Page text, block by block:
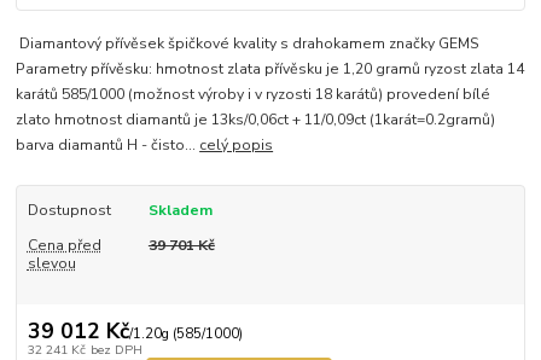
Diamantový přívěsek špičkové kvality s drahokamem značky GEMS
Parametry přívěsku: hmotnost zlata přívěsku je 1,20 gramů ryzost zlata 14
karátů 585/1000 (možnost výroby i v ryzosti 18 karátů) provedení bílé
zlato hmotnost diamantů je 13ks/0,06ct + 11/0,09ct (1karát=0.2gramů)
barva diamantů H - čisto... celý popis
Dostupnost
Skladem
Cena před
slevou
39 701 Kč
39 012 Kč/1.20g (585/1000)
32 241 Kč bez DPH